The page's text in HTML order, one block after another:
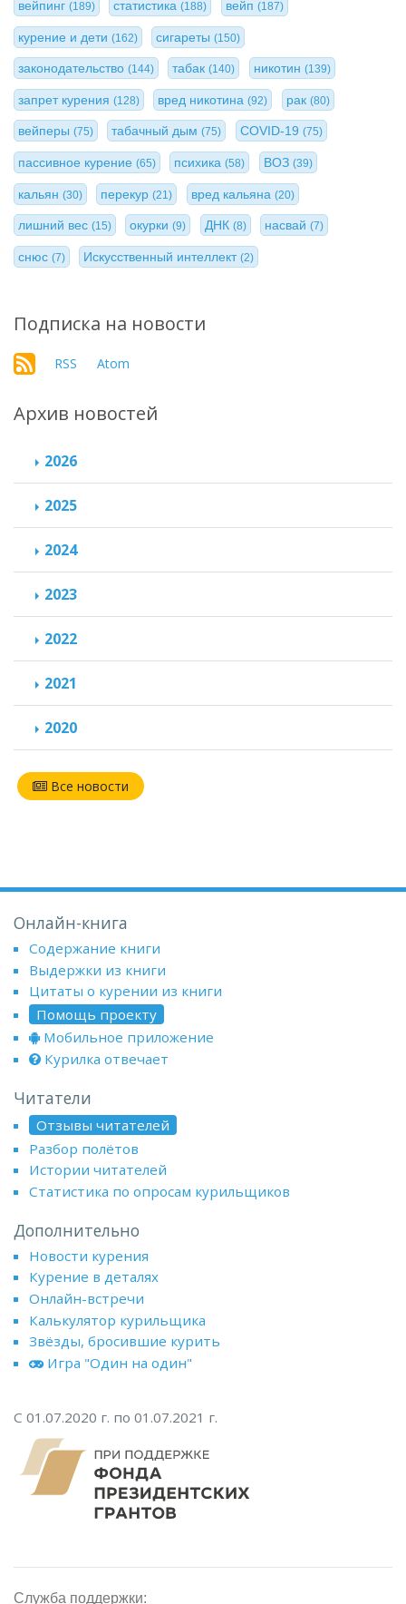
вейпинг (189) статистика(188) вейп (187)
курение и дети (162) сигареты(150)
законодательство (144) табак(140) никотин (139)
запрет курения (128) вред никотина(92) рак (80)
вейперы (75) табачный дым(75) COVID-19 (75)
пассивное курение (65) психика(58) ВОЗ (39)
кальян (30) перекур(21) вред кальяна (20)
лишний вес (15) окурки(9) ДНК (8) насвай(7)
снюс (7) Искусственный интеллект(2)
Подписка на новости
RSS Atom
Архив новостей
2026
2025
2024
2023
2022
2021
2020
Все новости
Онлайн-книга
Содержание книги
Выдержки из книги
Цитаты о курении из книги
Помощь проекту
Мобильное приложение
Курилка отвечает
Читатели
Отзывы читателей
Разбор полётов
Истории читателей
Статистика по опросам курильщиков
Дополнительно
Новости курения
Курение в деталях
Онлайн-встречи
Калькулятор курильщика
Звёзды, бросившие курить
Игра "Один на один"
С 01.07.2020 г. по 01.07.2021 г.
Служба поддержки: